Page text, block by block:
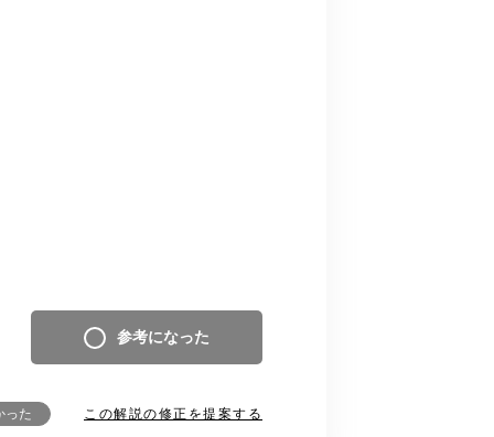
参考になった
った この解説の修正を提案する